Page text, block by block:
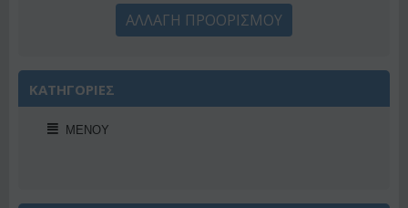
ΑΛΛΑΓΗ ΠΡΟΟΡΙΣΜΟΥ
ΚΑΤΗΓΟΡΙΕΣ
ΜΕΝΟΎ